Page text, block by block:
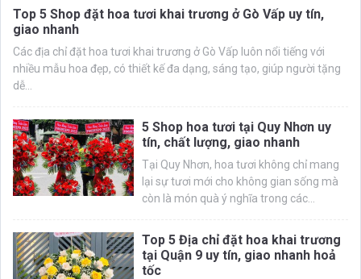
Top 5 Shop đặt hoa tươi khai trương ở Gò Vấp uy tín,
giao nhanh
Các địa chỉ đặt hoa tươi khai trương ở Gò Vấp luôn nổi tiếng với
nhiều mẫu hoa đẹp, có thiết kế đa dạng, sáng tạo, giúp người tặng
dễ...
5 Shop hoa tươi tại Quy Nhơn uy
tín, chất lượng, giao nhanh
Tại Quy Nhơn, hoa tươi không chỉ mang
lại sự tươi mới cho không gian sống mà
còn là món quà ý nghĩa trong các...
Top 5 Địa chỉ đặt hoa khai trương
tại Quận 9 uy tín, giao nhanh hoả
tốc